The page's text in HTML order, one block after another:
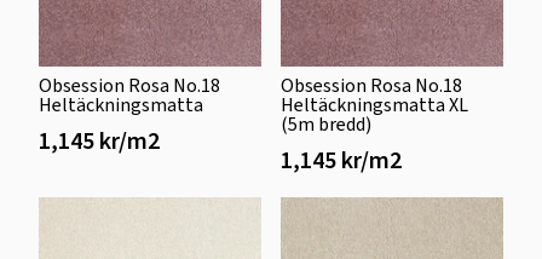
Obsession Rosa No.18
Heltäckningsmatta
1,145 kr/m2
Obsession Rosa No.18
Heltäckningsmatta XL
(5m bredd)
1,145 kr/m2